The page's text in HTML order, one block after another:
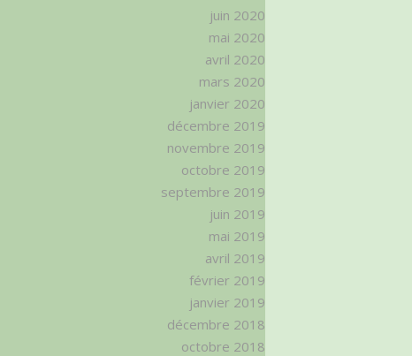
juin 2020
mai 2020
avril 2020
mars 2020
janvier 2020
décembre 2019
novembre 2019
octobre 2019
septembre 2019
juin 2019
mai 2019
avril 2019
février 2019
janvier 2019
décembre 2018
octobre 2018